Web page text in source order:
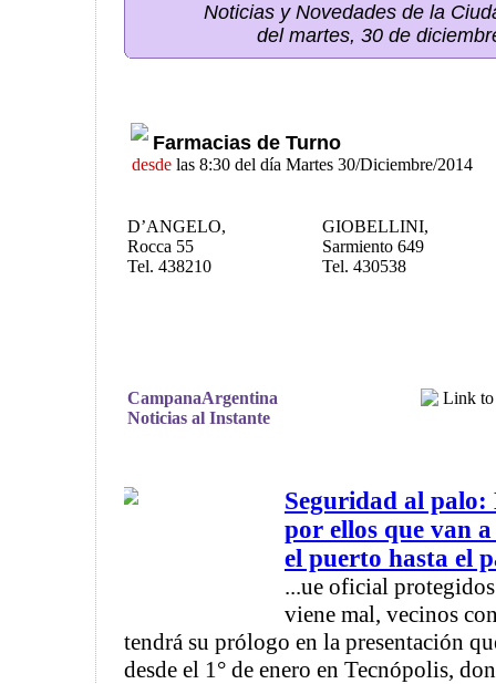
Noticias y Novedades de la
del martes, 30 de
Farmacias de Turno
desde las 8:30 del día Martes 30/Diciembre/2014
D’ANGELO,
Rocca 55
Tel. 438210
GIOBELLINI,
Sarmiento 649
Tel. 430538
CampanaArgentina
Noticias al Instante
Seguridad al palo:
por ellos que van
el puerto hasta el
...ue oficial
viene mal, vecinos
tendrá su prólogo en la presentación
desde el 1° de enero en Tecnópolis,